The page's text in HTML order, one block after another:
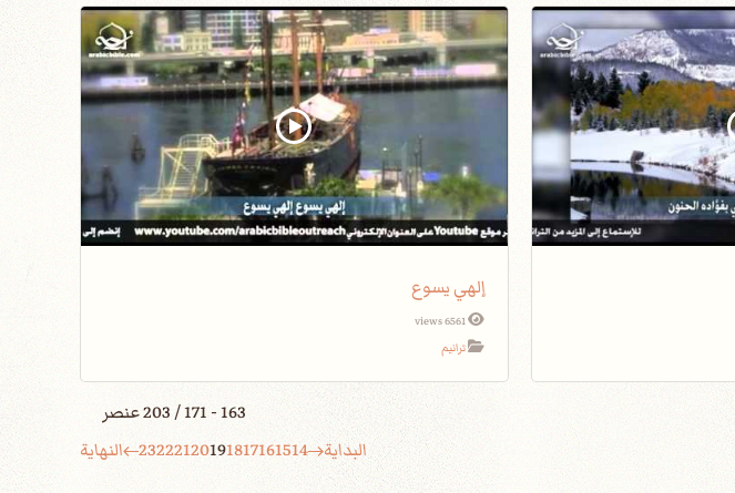
إلهي يسوع
6561 views
ترانيم
163 - 171 / 203 عنصر
البداية
14
15
16
17
18
19
20
21
22
23 النهاية